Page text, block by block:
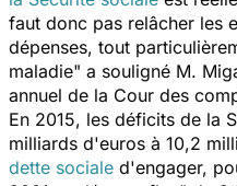
faut donc pas relâcher les
dépenses, tout
maladie" a souligné M.
annuel de la Cour des
En 2015, les déficits de la
milliards d'euros à 10,2
dette sociale d'engager,